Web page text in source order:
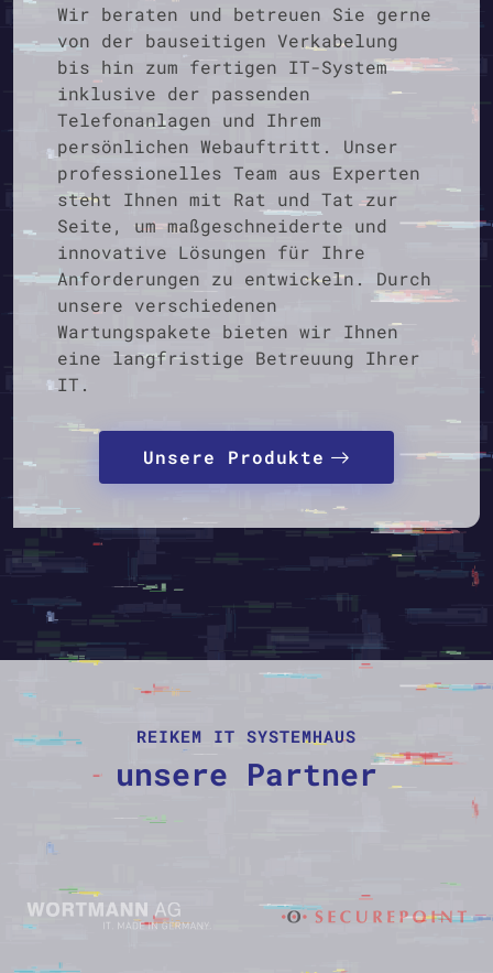
Wir beraten und betreuen Sie gerne
von der bauseitigen Verkabelung
bis hin zum fertigen IT-System
inklusive der passenden
Telefonanlagen und Ihrem
persönlichen Webauftritt. Unser
professionelles Team aus Experten
steht Ihnen mit Rat und Tat zur
Seite, um maßgeschneiderte und
innovative Lösungen für Ihre
Anforderungen zu entwickeln. Durch
unsere verschiedenen
Wartungspakete bieten wir Ihnen
eine langfristige Betreuung Ihrer
IT.
Unsere Produkte
REIKEM IT SYSTEMHAUS
unsere Partner